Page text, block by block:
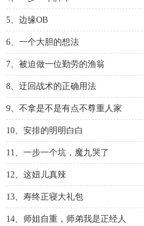
5、边缘OB
6、一个大胆的想法
7、被迫做一位勤劳的渔翁
8、迂回战术的正确用法
9、不拿是不是有点不尊重人家
10、安排的明明白白
11、一步一个坑，魔九哭了
12、这妞儿真辣
13、寿终正寝大礼包
14、师姐自重，师弟我是正经人